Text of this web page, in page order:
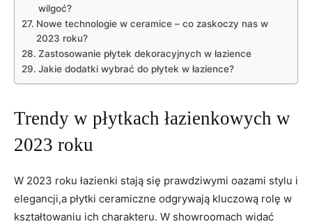
wilgoć?
Nowe technologie w ceramice – co zaskoczy nas w
2023 roku?
Zastosowanie ‌płytek ⁣dekoracyjnych w łazience
Jakie dodatki wybrać⁢ do płytek w łazience?
Trendy w płytkach łazienkowych ‍w
2023 roku
W 2023 roku łazienki ​stają⁣ się prawdziwymi oazami stylu i⁤
elegancji,a płytki ceramiczne ‌odgrywają kluczową rolę w
kształtowaniu ​ich charakteru.​ W showroomach widać